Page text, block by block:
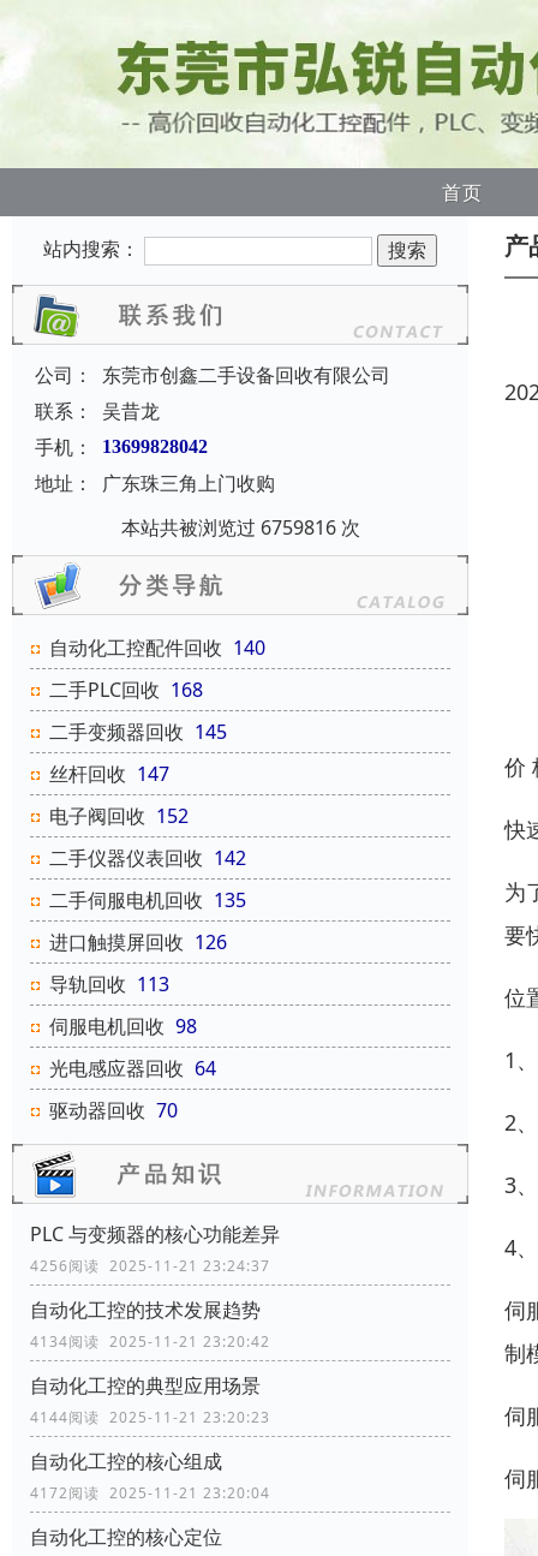
首页
站内搜索：
公司：
东莞市创鑫二手设备回收有限公司
联系：
吴昔龙
手机：
13699828042
地址：
广东珠三角上门收购
本站共被浏览过 6759816 次
自动化工控配件回收 140
二手PLC回收 168
二手变频器回收 145
丝杆回收 147
电子阀回收 152
二手仪器仪表回收 142
二手伺服电机回收 135
进口触摸屏回收 126
导轨回收 113
伺服电机回收 98
光电感应器回收 64
驱动器回收 70
PLC 与变频器的核心功能差异
4256阅读 2025-11-21 23:24:37
自动化工控的技术发展趋势
4134阅读 2025-11-21 23:20:42
自动化工控的典型应用场景
4144阅读 2025-11-21 23:20:23
自动化工控的核心组成
4172阅读 2025-11-21 23:20:04
自动化工控的核心定位
产
价
快
为
要
位
1
2
3
4
伺
制
伺
伺